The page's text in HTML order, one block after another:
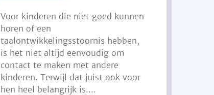
Voor kinderen die niet goed kunnen
horen of een
taalontwikkelingsstoornis hebben,
is het niet altijd eenvoudig om
contact te maken met andere
kinderen. Terwijl dat juist ook voor
hen heel belangrijk is....